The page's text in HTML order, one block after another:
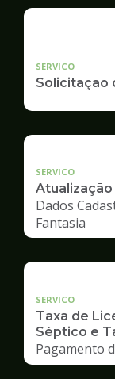
SERVICO
Solicitação
SERVICO
Dados
Fantasia
SERVICO
Taxa de
Séptico e
Pagamento